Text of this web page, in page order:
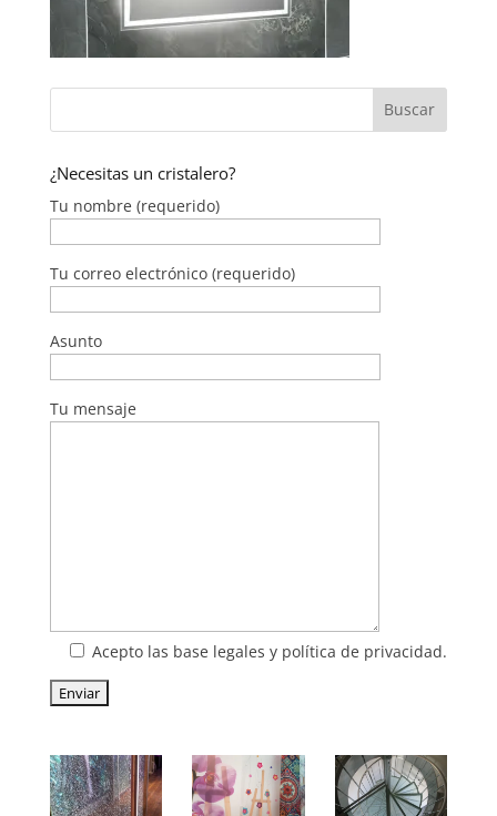
¿Necesitas un cristalero?
Tu nombre (requerido)
Tu correo electrónico (requerido)
Asunto
Tu mensaje
Acepto las base legales y política de privacidad.